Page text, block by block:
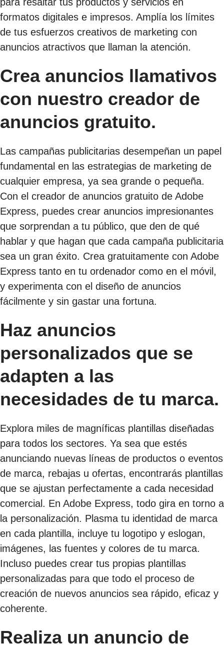
formatos digitales e impresos. Amplía los límites
de tus esfuerzos creativos de marketing con
anuncios atractivos que llaman la atención.
Crea anuncios llamativos
con nuestro creador de
anuncios gratuito.
Las campañas publicitarias desempeñan un papel
fundamental en las estrategias de marketing de
cualquier empresa, ya sea grande o pequeña.
Con el creador de anuncios gratuito de Adobe
Express, puedes crear anuncios impresionantes
que sorprendan a tu público, que den de qué
hablar y que hagan que cada campaña publicitaria
sea un gran éxito. Crea gratuitamente con Adobe
Express tanto en tu ordenador como en el móvil,
y experimenta con el diseño de anuncios
fácilmente y sin gastar una fortuna.
Haz anuncios
personalizados que se
adapten a las
necesidades de tu marca.
Explora miles de magníficas plantillas diseñadas
para todos los sectores. Ya sea que estés
anunciando nuevas líneas de productos o eventos
de marca, rebajas u ofertas, encontrarás plantillas
que se ajustan perfectamente a cada necesidad
comercial. En Adobe Express, todo gira en torno a
la personalización. Plasma tu identidad de marca
en cada plantilla, incluye tu logotipo y eslogan,
imágenes, las fuentes y colores de tu marca.
Incluso puedes crear tus propias plantillas
personalizadas para que todo el proceso de
creación de nuevos anuncios sea rápido, eficaz y
coherente.
Realiza un anuncio de